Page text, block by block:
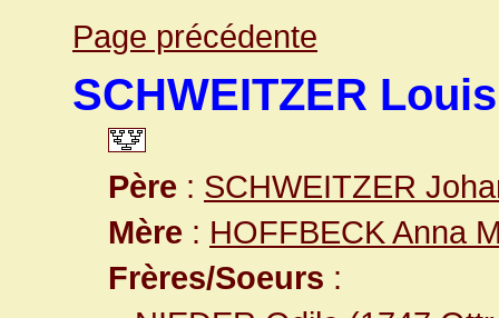
Page précédente
SCHWEITZER Louis
Père : SCHWEITZER
Mère : HOFFBECK Anna
Frères/Soeurs :